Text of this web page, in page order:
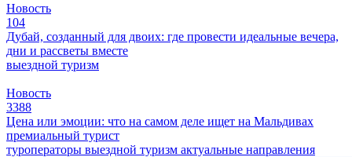
Новость
104
Дубай, созданный для двоих: где провести идеальные вечера,
дни и рассветы вместе
выездной туризм
Новость
3388
Цена или эмоции: что на самом деле ищет на Мальдивах
премиальный турист
туроператоры выездной туризм актуальные направления